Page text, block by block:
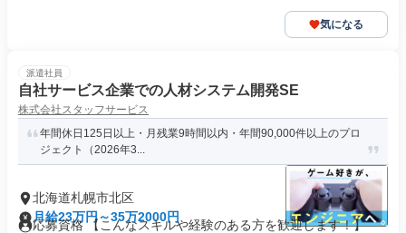
気になる
派遣社員
自社サービス企業での人材システム開発SE
株式会社スタッフサービス
年間休日125日以上・月残業9時間以内・年間90,000件以上のプロ
ジェクト（2026年3...
北海道札幌市北区
月給23万円～35万2000円
応募資格 【こんなスキルや経験のある方を歓迎します！】